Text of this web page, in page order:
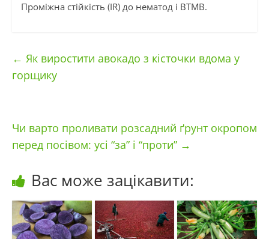
Проміжна стійкість (IR) до нематод і ВТМВ.
← Як виростити авокадо з кісточки вдома у
горщику
Чи варто проливати розсадний ґрунт окропом
перед посівом: усі “за” і “проти” →
Вас може зацікавити: